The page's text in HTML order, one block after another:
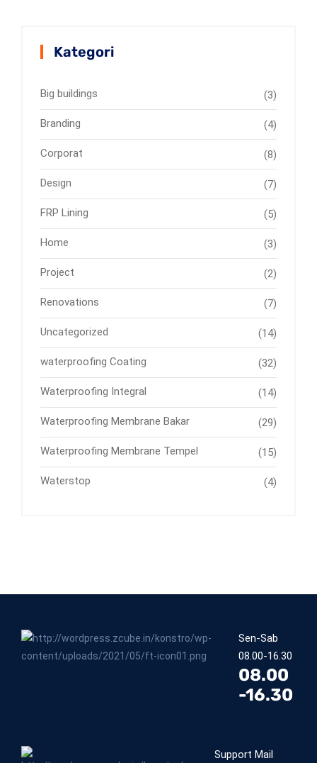
Kategori
Big buildings (3)
Branding (4)
Corporat (8)
Design (7)
FRP Lining (5)
Home (3)
Project (2)
Renovations (7)
Uncategorized (14)
waterproofing Coating (32)
Waterproofing Integral (14)
Waterproofing Membrane Bakar (29)
Waterproofing Membrane Tempel (15)
Waterstop (4)
Sen-Sab
08.00-16.30
08.00
-16.30
Support Mail